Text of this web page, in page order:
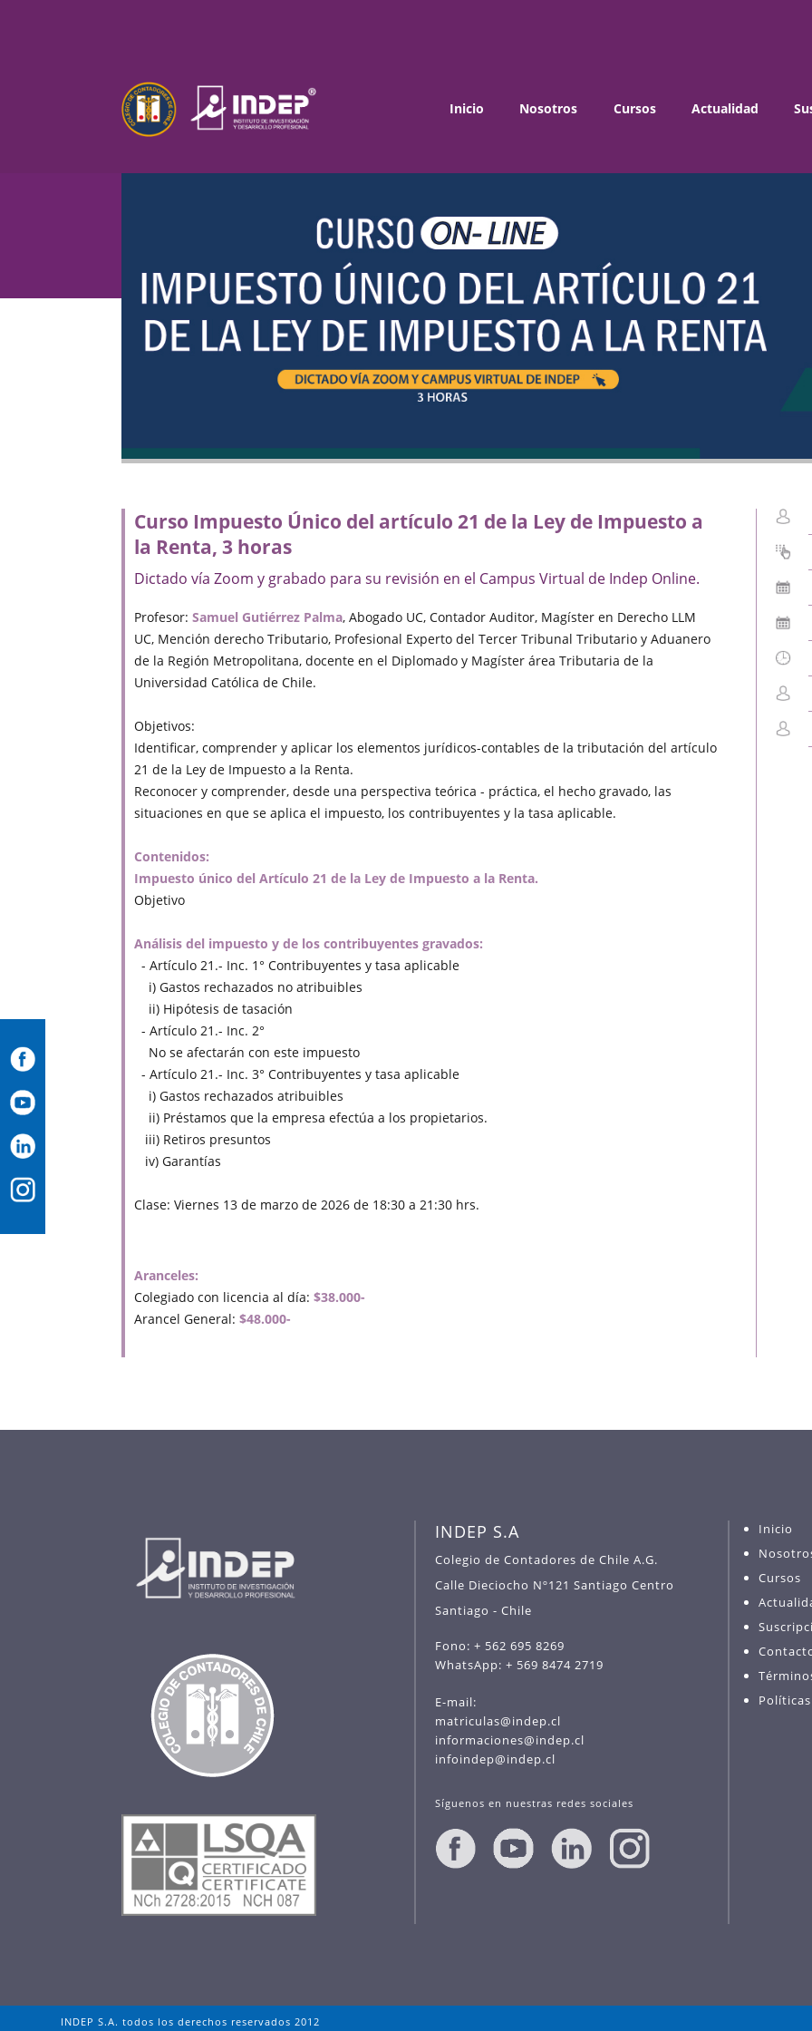
Inicio Nosotros Cursos Actualidad
Curso Impuesto Único del artículo 21 de la Ley de Impuesto a
la Renta, 3 horas
Dictado vía Zoom y grabado para su revisión en el Campus Virtual de Indep Online.
Profesor:Samuel Gutiérrez Palma, Abogado UC, Contador Auditor, Magíster en Derecho LLM
UC, Mención derecho Tributario, Profesional Experto del Tercer Tribunal Tributario y Aduanero
de la Región Metropolitana, docente en el Diplomado y Magíster área Tributaria de la
Universidad Católica de Chile.
Objetivos:
Identificar, comprender y aplicar los elementos jurídicos-contables de la tributación del artículo
21 de la Ley de Impuesto a la Renta.
Reconocer y comprender, desde una perspectiva teórica - práctica, el hecho gravado, las
situaciones en que se aplica el impuesto, los contribuyentes y la tasa aplicable.
Contenidos:
Impuesto único del Artículo 21 de la Ley de Impuesto a la Renta.
Objetivo
Análisis del impuesto y de los contribuyentes gravados:
- Artículo 21.- Inc. 1° Contribuyentes y tasa aplicable
i) Gastos rechazados no atribuibles
ii) Hipótesis de tasación
- Artículo 21.- Inc. 2°
No se afectarán con este impuesto
- Artículo 21.- Inc. 3° Contribuyentes y tasa aplicable
i) Gastos rechazados atribuibles
ii) Préstamos que la empresa efectúa a los propietarios.
iii) Retiros presuntos
iv) Garantías
Clase: Viernes 13 de marzo de 2026 de 18:30 a 21:30 hrs.
Aranceles:
Colegiado con licencia al día:$38.000-
Arancel General:$48.000-
INDEP S.A
Colegio de Contadores de Chile A.G.
Calle Dieciocho Nº121 Santiago Centro
Santiago - Chile
Fono: + 562 695 8269
WhatsApp: + 569 8474 2719
E-mail:
matriculas@indep.cl
informaciones@indep.cl
infoindep@indep.cl
Síguenos en nuestras redes sociales
Inicio
Cursos
INDEP S.A. todos los derechos reservados 2012